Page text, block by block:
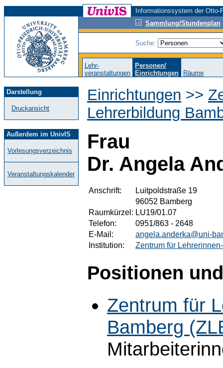
Informationssystem der
Sammlung/Stundenplan
Suche:
Lehr-
veranstaltungen
Personen/
Einrichtungen
Räume
Darstellung
Druckansicht
Außerdem im UnivIS
Vorlesungsverzeichnis
Veranstaltungskalender
Einrichtungen >>
Lehrerbildung
Frau
Dr. Angela
Anschrift:
Luitpoldstraße 19
96052 Bamberg
Raumkürzel: LU19/01.07
Telefon:
0951/863 - 2648
E-Mail:
angela.anderka@uni-
Institution:
Zentrum für
Positionen
Zentrum für
Bamberg